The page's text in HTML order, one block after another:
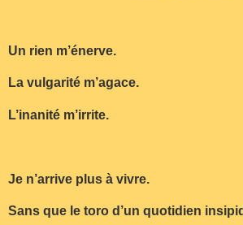
Un rien m’énerve.
La vulgarité m’agace.
L’inanité m’irrite.
Je n’arrive plus à vivre.
Sans que le toro d’un quotidien